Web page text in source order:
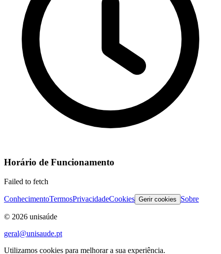
Horário de Funcionamento
Failed to fetch
ConhecimentoTermosPrivacidadeCookies Gerir cookies Sobre
© 2026 unisaúde
geral@unisaude.pt
Utilizamos cookies para melhorar a sua experiência.